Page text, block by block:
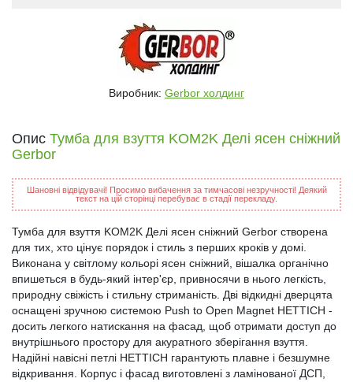
Виробник: Gerbor холдинг
Опис Тумба для взуття KOM2K Делі ясен сніжний
Gerbor
Шановні відвідувачі! Просимо вибачення за тимчасові незручності! Деякий
текст на цій сторінці перебуває в стадії перекладу.
Тумба для взуття KOM2K Делі ясен сніжний Gerbor створена
для тих, хто цінує порядок і стиль з перших кроків у домі.
Виконана у світлому кольорі ясен сніжний, вішалка органічно
впишеться в будь-який інтер'єр, привносячи в нього легкість,
природну свіжість і стильну стриманість. Дві відкидні дверцята
оснащені зручною системою Push to Open Magnet HETTICH -
досить легкого натискання на фасад, щоб отримати доступ до
внутрішнього простору для акуратного зберігання взуття.
Надійні навісні петлі HETTICH гарантують плавне і безшумне
відкривання. Корпус і фасад виготовлені з ламінованої ДСП,